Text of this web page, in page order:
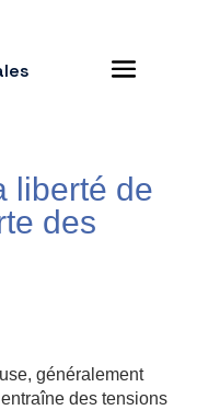
liberté de
des
généralement
des tensions